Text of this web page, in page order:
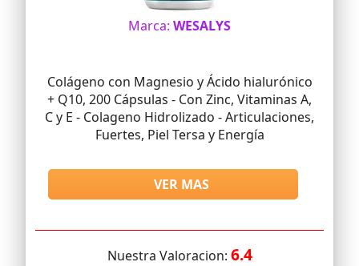
Marca: WESALYS
Colágeno con Magnesio y Ácido hialurónico
+ Q10, 200 Cápsulas - Con Zinc, Vitaminas A,
C y E - Colageno Hidrolizado - Articulaciones,
Fuertes, Piel Tersa y Energía
VER MAS
Nuestra Valoracion: 6.4